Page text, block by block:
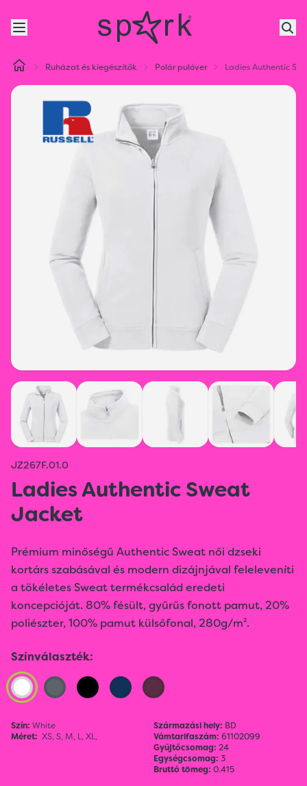
Ruházat és kiegészítők Polár pulóver Ladies Authentic
JZ267F.01.0
Ladies Authentic Sweat
Jacket
Prémium minőségű Authentic Sweat női dzseki
kortárs szabásával és modern dizájnjával feleleveníti
a tökéletes Sweat termékcsalád eredeti
koncepcióját. 80% fésült, gyűrűs fonott pamut, 20%
poliészter, 100% pamut külsőfonal, 280g/m².
Színválaszték:
Szín: White
Méret: XS,S, M, L,XL,
Származási hely: BD
Vámtarifaszám: 61102099
Gyűjtőcsomag: 24
Egységcsomag: 3
Bruttó tömeg: 0.415